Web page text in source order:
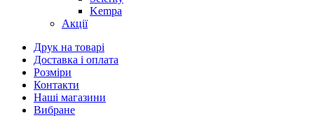
Kempa
Акції
Друк на товарі
Доставка і оплата
Розміри
Контакти
Наші магазини
Вибране